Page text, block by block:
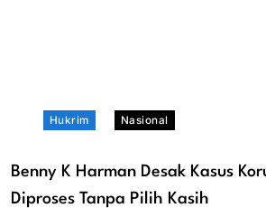
Hukrim Nasional
Benny K Harman Desak Kasus
Diproses Tanpa Pilih Kasih